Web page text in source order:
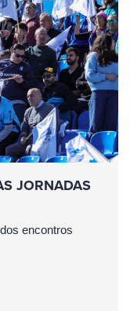
JORNADAS
encontros